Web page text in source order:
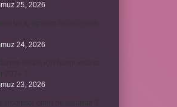
25, 2026
24, 2026
23, 2026